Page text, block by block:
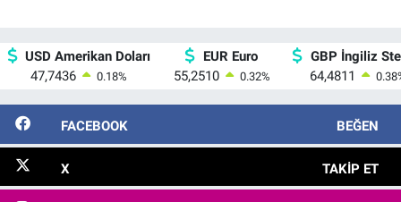
USD Amerikan Doları
47,7436
0.18%
EUR Euro
55,2510
0.32%
GBP İngiliz
64,4811
0.38
FACEBOOK BEĞEN
X TAKIP ET